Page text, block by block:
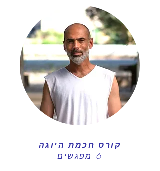
קורס חכמת היוגה
​6 מפגשים